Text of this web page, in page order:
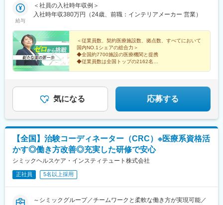
多角的な事業を展開しております。それぞれの法人への垣根も低
く、コロナやDXで変革していく時代のニーズに則り、グループと
（11名在籍）■広島事業部（10名在籍）・松山オフィス・高知オ
フィス・高松オフィス※県をまたいだ出張が発生いたします。■福
対策：屋内全面禁煙
ンター駅、なにわ橋駅、松山市駅、高松駅(香川県)、東比恵駅、慶
徳校前駅、新宿駅、高島町駅、近鉄名古屋駅、淀屋橋駅、片原町
給与
＜社員の入社時年収例＞
入社時年収380万円（24歳、前職：インテリアメーカー 営業）
＜従業員数、契約医療施設数、拠点数、すべてにおいて
国内NO.1シェアの総合力＞
◆全国約7700施設の医療機関と提携
◆従業員数は全国トップの2162名
気になる 応募する
【全国】治験コーディネーター（CRC）※医療系資格活
かす◎働き方改善◎充実した研修で安心
シミックヘルスケア・インスティテュート株式会社
正社員 5名以上採用
～シミックグループ／チームワークと柔軟な働き方が実現可能／